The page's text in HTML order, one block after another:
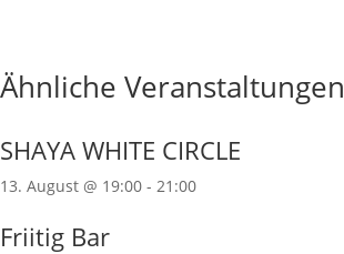
Ähnliche Veranstaltungen
SHAYA WHITE CIRCLE
13. August @ 19:00 - 21:00
Friitig Bar